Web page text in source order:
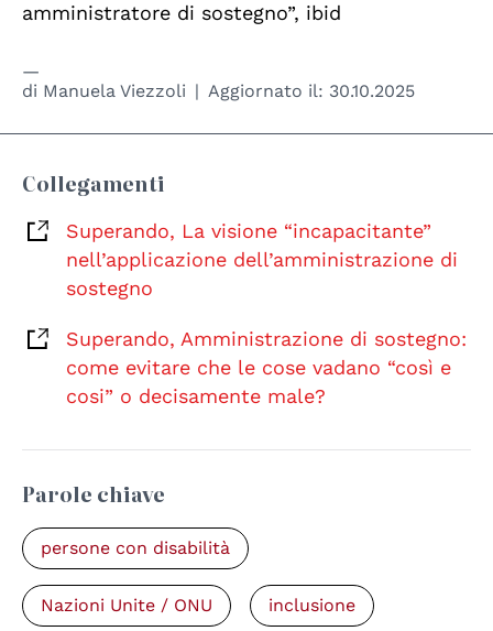
amministratore di sostegno”, ibid
di Manuela Viezzoli Aggiornato il: 30.10.2025
Collegamenti
Superando, La visione “incapacitante”
nell’applicazione dell’amministrazione di
sostegno
Superando, Amministrazione di sostegno:
come evitare che le cose vadano “così e
cosi” o decisamente male?
Parole chiave
persone con disabilità
Nazioni Unite / ONU inclusione